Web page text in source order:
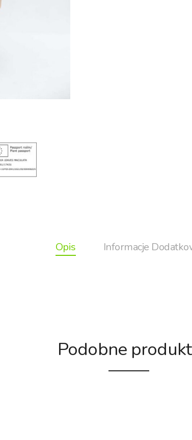
Opis Informacje
Podobne